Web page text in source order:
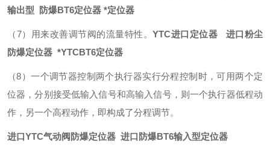
输出型 防爆BT6定位器 *定位器
（7）用来改善调节阀的流量特性。 YTC进口定位器 进口粉尘
防爆定位器 *YTCBT6定位器
（8）一个调节器控制两个执行器实行分程控制时，可用两个定
位器，分别接受低输入信号和高输入信号，则一个执行器低程动
作，另一个高程动作，即构成了分程调节。
进口YTC气动阀防爆定位器 进口防爆BT6输入型定位器